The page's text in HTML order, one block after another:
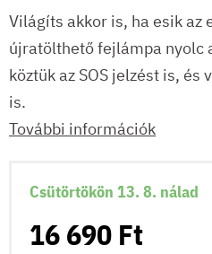
Világíts akkor is, ha esik az
újratölthető fejlámpa nyolc
köztük az SOS jelzést is,
is.
További információk
Csütörtökön 13. 8. nálad
16 690 Ft